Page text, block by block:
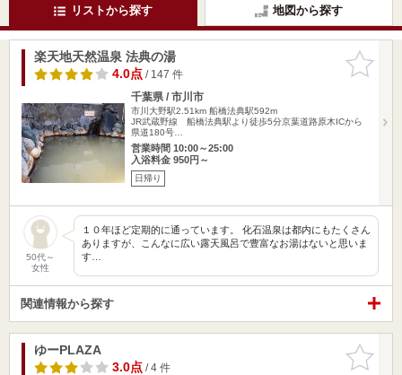
リストから探す 地図から探す
お気に入
りに追加
楽天地天然温泉 法典の湯
4.0点/ 147 件
千葉県 / 市川市
市川大野駅2.51km 船橋法典駅592m
JR武蔵野線 船橋法典駅より徒歩5分京葉道路原木ICから
県道180号…
営業時間 10:00～25:00
入浴料金 950円～
日帰り
50代～
女性
１０年ほど定期的に通っています。 化石温泉は都内にもたくさん
ありますが、こんなに広い露天風呂で豊富なお湯はないと思いま
す…
関連情報から探す
お気に入
りに追加
ゆーPLAZA
3.0点/ 4 件